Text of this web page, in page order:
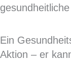
Ein
Aktion – er